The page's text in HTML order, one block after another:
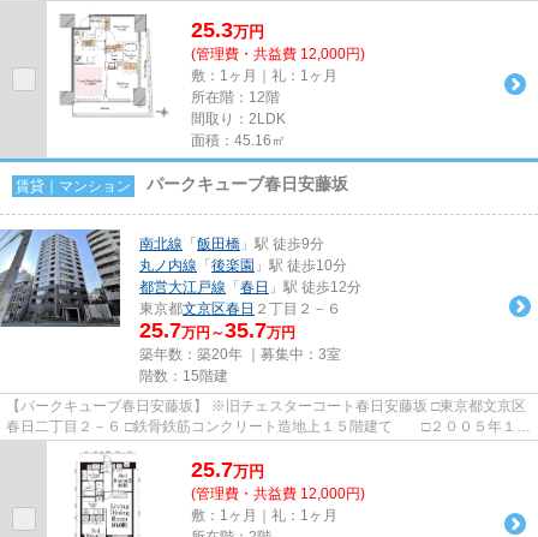
25.3万円
(管理費・共益費 12,000円)
敷：1ヶ月｜礼：1ヶ月
所在階：12階
間取り：2LDK
面積：45.16㎡
賃貸｜マンション パークキューブ春日安藤坂
南北線 「 飯田橋 」駅 徒歩9分
丸ノ内線 「 後楽園 」駅 徒歩10分
都営大江戸線 「 春日 」駅 徒歩12分
東京都文京区春日 ２丁目２－６
25.7万円～35.7万円
築年数：築20年 ｜募集中： 3室
階数：15階建
【パークキューブ春日安藤坂】 ※旧チェスターコート春日安藤坂 □東京都文京区
春日二丁目２－６ □鉄骨鉄筋コンクリート造地上１５階建て □２００５年１０
月築 春日二丁目の高台に...
25.7万円
(管理費・共益費 12,000円)
敷：1ヶ月｜礼：1ヶ月